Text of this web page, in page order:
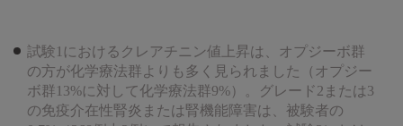
試験1におけるクレアチニン値上昇は、オプジーボ群
の方が化学療法群よりも多く見られました（オプジー
ボ群13%に対して化学療法群9%）。グレード2または3
の免疫介在性腎炎または腎機能障害は、被験者の